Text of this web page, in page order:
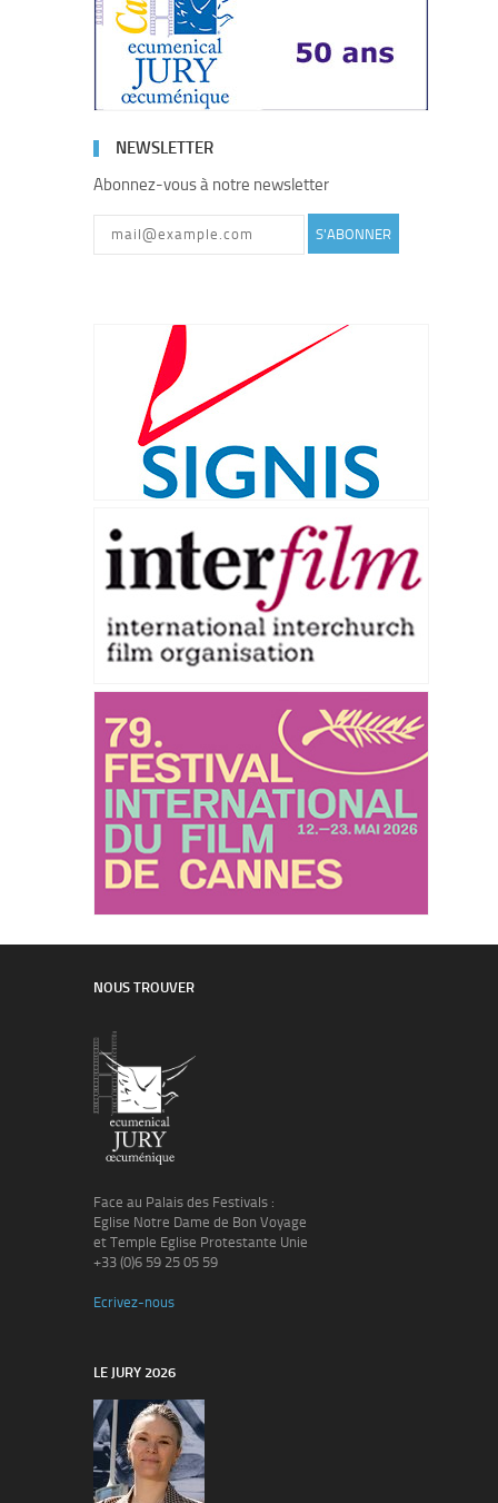
NEWSLETTER
Abonnez-vous à notre newsletter
S'ABONNER
NOUS TROUVER
Face au Palais des Festivals :
Eglise Notre Dame de Bon Voyage
et Temple Eglise Protestante Unie
+33 (0)6 59 25 05 59
Ecrivez-nous
LE JURY 2026